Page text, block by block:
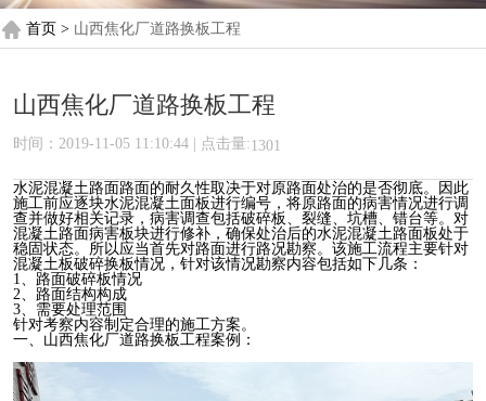
首页 > 山西焦化厂道路换板工程
山西焦化厂道路换板工程
时间：2019-11-05 11:10:44 | 点击量:1301
水泥混凝土路面路面的耐久性取决于对原路面处治的是否彻底。因此
施工前应逐块水泥混凝土面板进行编号，将原路面的病害情况进行调
查并做好相关记录，病害调查包括破碎板、裂缝、坑槽、错台等。对
混凝土路面病害板块进行修补，确保处治后的水泥混凝土路面板处于
稳固状态。所以应当首先对路面进行路况勘察。该施工流程主要针对
混凝土板破碎换板情况，针对该情况勘察内容包括如下几条：
1、路面破碎板情况
2、路面结构构成
3、需要处理范围
针对考察内容制定合理的施工方案。
一、山西焦化厂道路换板工程案例：